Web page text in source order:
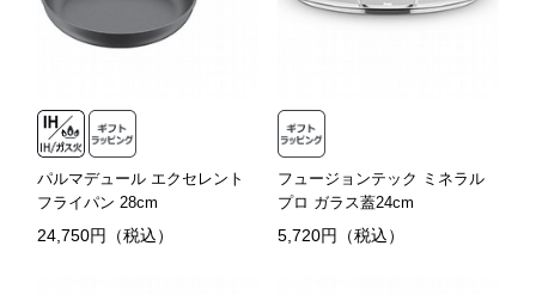
パルマデュール エクセレント
フライパン 28cm
24,750円（税込）
フュージョンテック ミネラル
プロ ガラス蓋24cm
5,720円（税込）